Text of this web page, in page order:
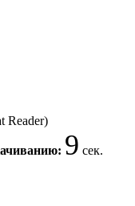
Reader)
9 сек.